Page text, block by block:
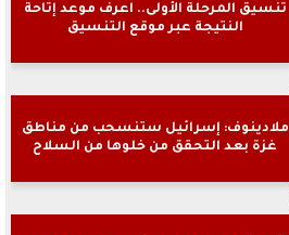
تنسيق المرحلة الأولى.. اعرف موعد إتاحة
النتيجة عبر موقع التنسيق
ملادينوف: إسرائيل ستنسحب من مناطق
غزة بعد التحقق من خلوها من السلاح